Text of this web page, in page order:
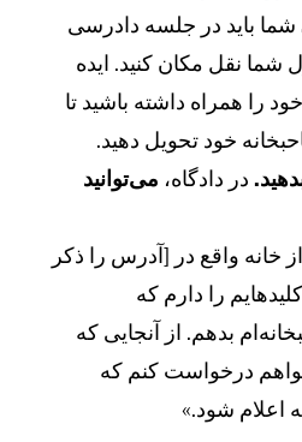
باید در جلسه دادرسی
نقل مکان کنید. ایده
همراه داشته باشید تا
خود تحویل دهید.
در دادگاه،می‌توانید
واقع در [آدرس را ذکر
را دارم که
بدهم. از آنجایی که
درخواست کنم که
شود.»